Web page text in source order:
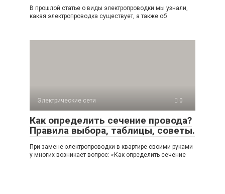
В прошлой статье о виды электропроводки мы узнали,
какая электропроводка существует, а также об
Электрические сети 0
Как определить сечение провода?
Правила выбора, таблицы, советы.
При замене электропроводки в квартире своими руками
у многих возникает вопрос: «Как определить сечение